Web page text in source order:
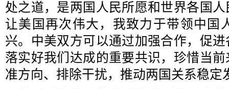
处之道，是两国人民所愿和世界各国
让美国再次伟大，我致力于带领中国
兴。中美双方可以通过加强合作，促
落实好我们达成的重要共识，珍惜当
准方向、排除干扰，推动两国关系稳定